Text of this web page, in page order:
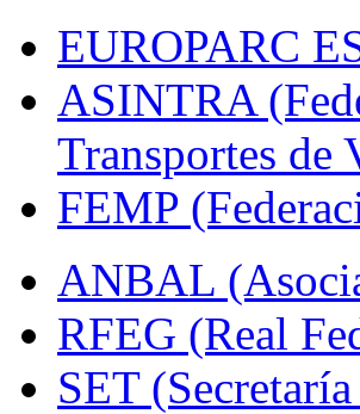
EUROPARC
ASINTRA
Transportes de
FEMP
ANBAL
RFEG (Real
SET